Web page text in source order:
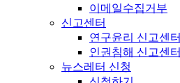
이메일수집거부
신고센터
연구윤리 신고센터
인권침해 신고센터
뉴스레터 신청